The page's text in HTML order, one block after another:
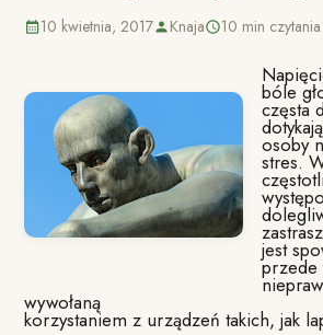
10 kwietnia, 2017 Knaja 10 min czytania
bóle
częsta
osoby
stres.
jest
przede
wywołaną
korzystaniem z urządzeń takich, jak